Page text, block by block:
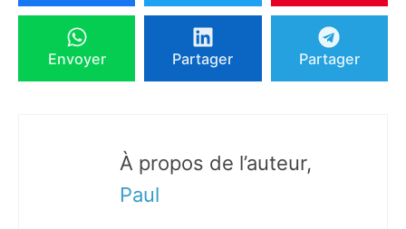
Envoyer Partager Partager
À propos de l’auteur,
Paul